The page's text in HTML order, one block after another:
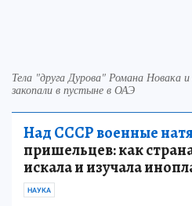
Тела "друга Дурова" Романа Новака
закопали в пустыне в ОАЭ
Над СССР военные
пришельцев: как
искала и изучала
НАУКА